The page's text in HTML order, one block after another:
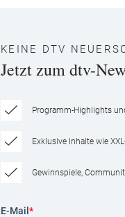
KEINE DTV
Jetzt zum dtv-
Programm-Highlights
Exklusive Inhalte wie
Gewinnspiele,
E-Mail *